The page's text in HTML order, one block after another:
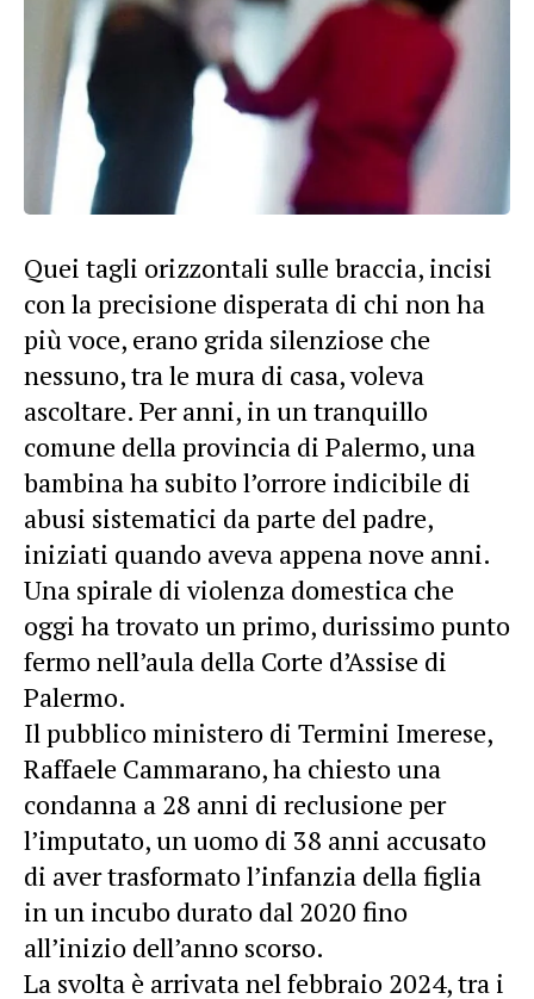
Quei tagli orizzontali sulle braccia, incisi
con la precisione disperata di chi non ha
più voce, erano grida silenziose che
nessuno, tra le mura di casa, voleva
ascoltare. Per anni, in un tranquillo
comune della provincia di Palermo, una
bambina ha subito l’orrore indicibile di
abusi sistematici da parte del padre,
iniziati quando aveva appena nove anni.
Una spirale di violenza domestica che
oggi ha trovato un primo, durissimo punto
fermo nell’aula della Corte d’Assise di
Palermo.
Il pubblico ministero di Termini Imerese,
Raffaele Cammarano, ha chiesto una
condanna a 28 anni di reclusione per
l’imputato, un uomo di 38 anni accusato
di aver trasformato l’infanzia della figlia
in un incubo durato dal 2020 fino
all’inizio dell’anno scorso.
La svolta è arrivata nel febbraio 2024, tra i